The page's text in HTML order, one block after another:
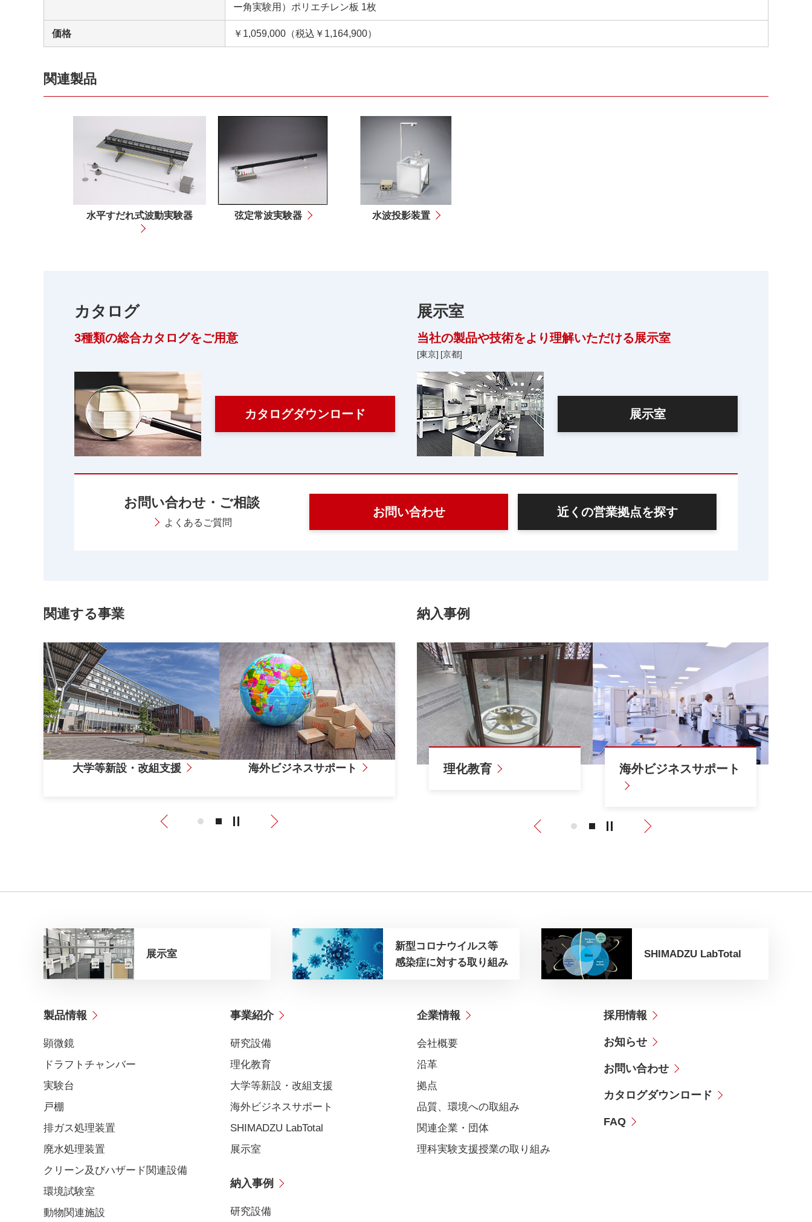
ー角実験用）ポリエチレン板 1枚
価格 ￥1,059,000（税込￥1,164,900）
関連製品
水平すだれ式波動実験器 弦定常波実験器 水波投影装置
カタログ
3種類の総合カタログをご用意
カタログダウンロード
展示室
当社の製品や技術をより理解いただける展示室
[東京] [京都]
展示室
お問い合わせ・ご相談
よくあるご質問
お問い合わせ 近くの営業拠点を探す
関連する事業
大学等新設・改組支援 海外ビジネスサポート 研究設備 理化教育
Previous
納入事例
海外ビジネスサポート 研究設備 理化教育 海外ビジネスサポート
Previous
展示室
新型コロナウイルス等
感染症に対する取り組み
SHIMADZU LabTotal
製品情報
顕微鏡
ドラフトチャンバー
実験台
戸棚
排ガス処理装置
廃水処理装置
クリーン及びハザード関連設備
環境試験室
動物関連施設
事業紹介
研究設備
理化教育
大学等新設・改組支援
海外ビジネスサポート
SHIMADZU LabTotal
展示室
納入事例
研究設備
企業情報
会社概要
沿革
拠点
品質、環境への取組み
関連企業・団体
理科実験支援授業の取り組み
採用情報
お知らせ
お問い合わせ
カタログダウンロード
FAQ